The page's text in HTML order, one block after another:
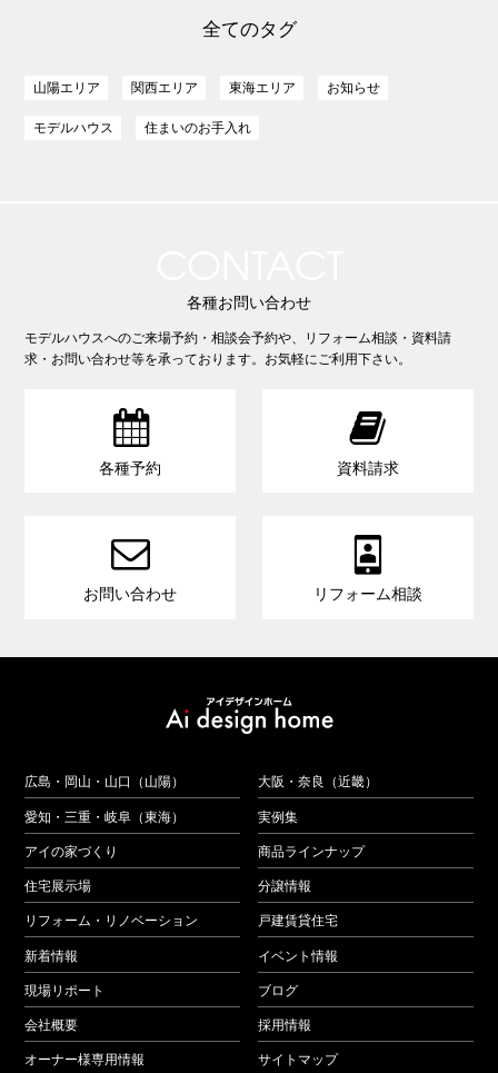
全てのタグ
山陽エリア 関西エリア 東海エリア お知らせ
モデルハウス 住まいのお手入れ
各種お問い合わせ
モデルハウスへのご来場予約・相談会予約や、リフォーム相談・資料請
求・お問い合わせ等を承っております。お気軽にご利用下さい。

各種予約

資料請求

お問い合わせ

リフォーム相談
広島・岡山・山口（山陽） 大阪・奈良（近畿）
愛知・三重・岐阜（東海） 実例集
アイの家づくり 商品ラインナップ
住宅展示場 分譲情報
リフォーム・リノベーション 戸建賃貸住宅
新着情報 イベント情報
現場リポート ブログ
会社概要 採用情報
オーナー様専用情報 サイトマップ